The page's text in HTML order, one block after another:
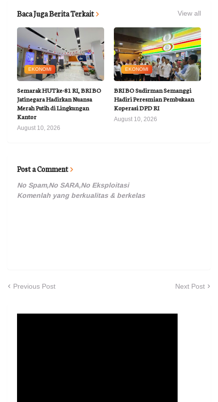
Baca Juga Berita Terkait View all
EKONOMI
Semarak HUT ke-81 RI, BRI BO
Jatinegara Hadirkan Nuansa
Merah Putih di Lingkungan
Kantor
August 10, 2026
EKONOMI
BRI BO Sudirman Semanggi
Hadiri Peresmian Pembukaan
Koperasi DPD RI
August 10, 2026
Post a Comment
No Spam,No SARA,No Eksploitasi
Komenlah yang berkualitas & berkelas
Previous Post Next Post